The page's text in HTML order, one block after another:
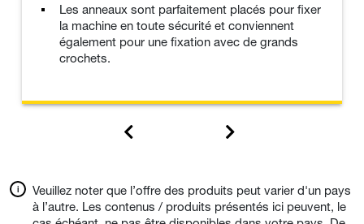
Les anneaux sont parfaitement placés pour fixer
la machine en toute sécurité et conviennent
également pour une fixation avec de grands
crochets.
Veuillez noter que l’offre des produits peut varier d'un pays
à l’autre. Les contenus / produits présentés ici peuvent, le